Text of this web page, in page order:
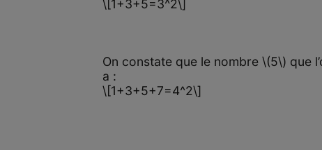
\[1+3+5=3^2\]
On constate que le nombre \(5\) que
a :
\[1+3+5+7=4^2\]